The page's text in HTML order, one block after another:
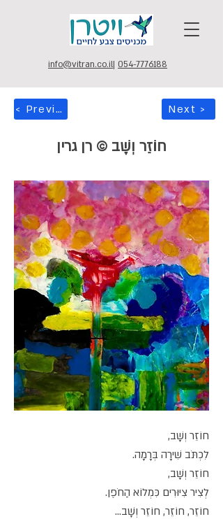
info@vitran.co.il| 054-7776188
< Previous Next >
חוֹזֵר וְשָׁב © רן גרין
חוֹזֵר וְשָׁב,
לִכְתֹּב שִׁירָה בְּרָמָה.
חוֹזֵר וְשָׁב,
לְצִיר צִיּוּרִים כִּמְלוֹא הַחֹפֶן.
חוֹזֵר, חוֹזֵר, חוֹזֵר וְשָׁב...